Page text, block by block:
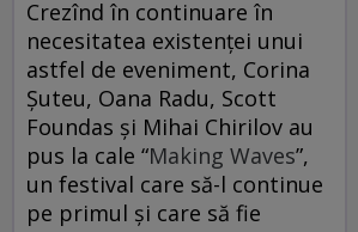
Crezînd în continuare în
necesitatea existenţei unui
astfel de eveniment, Corina
Şuteu, Oana Radu, Scott
Foundas şi Mihai Chirilov au
pus la cale “Making Waves”,
un festival care să-l continue
pe primul şi care să fie